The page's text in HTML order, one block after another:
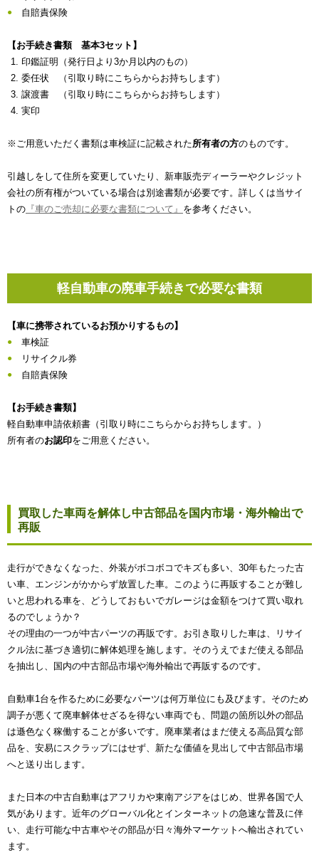
自賠責保険
【お手続き書類 基本3セット】
印鑑証明（発行日より3か月以内のもの）
委任状 （引取り時にこちらからお持ちします）
譲渡書 （引取り時にこちらからお持ちします）
実印
※ご用意いただく書類は車検証に記載された所有者の方のものです。
引越しをして住所を変更していたり、新車販売ディーラーやクレジット
会社の所有権がついている場合は別途書類が必要です。詳しくは当サイ
トの 『車のご売却に必要な書類について』 を参考ください。
軽自動車の廃車手続きで必要な書類
【車に携帯されているお預かりするもの】
車検証
リサイクル券
自賠責保険
【お手続き書類】
軽自動車申請依頼書（引取り時にこちらからお持ちします。）
所有者のお認印をご用意ください。
買取した車両を解体し中古部品を国内市場・海外輸出で
再販
走行ができなくなった、外装がボコボコでキズも多い、30年もたった古
い車、エンジンがかからず放置した車。このように再販することが難し
いと思われる車を、どうしておもいでガレージは金額をつけて買い取れ
るのでしょうか？
その理由の一つが中古パーツの再販です。お引き取りした車は、リサイ
クル法に基づき適切に解体処理を施します。そのうえでまだ使える部品
を抽出し、国内の中古部品市場や海外輸出で再販するのです。
自動車1台を作るために必要なパーツは何万単位にも及びます。そのため
調子が悪くて廃車解体せざるを得ない車両でも、問題の箇所以外の部品
は遜色なく稼働することが多いです。廃車業者はまだ使える高品質な部
品を、安易にスクラップにはせず、新たな価値を見出して中古部品市場
へと送り出します。
また日本の中古自動車はアフリカや東南アジアをはじめ、世界各国で人
気があります。近年のグローバル化とインターネットの急速な普及に伴
い、走行可能な中古車やその部品が日々海外マーケットへ輸出されてい
ます。